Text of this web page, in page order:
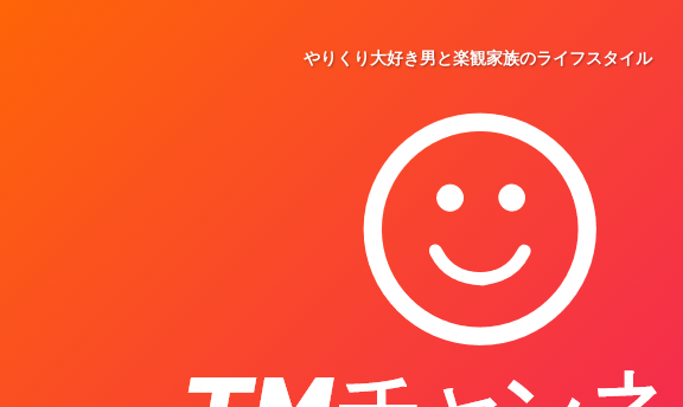
やりくり大好き男と楽観家族のライフスタイル